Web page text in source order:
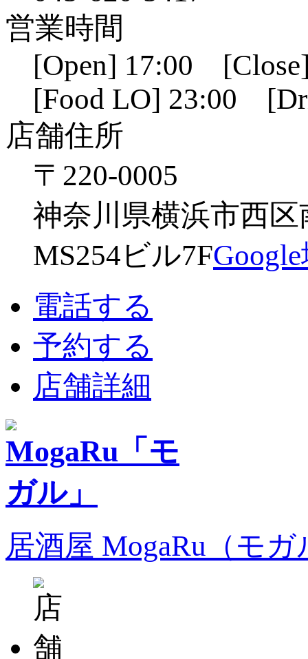
営業時間
[Open] 17:00
[Food LO] 23:00
店舗住所
〒220-0005
神奈川県横浜市西区
MS254ビル7F
電話する
予約する
店舗詳細
居酒屋 MogaRu（モ